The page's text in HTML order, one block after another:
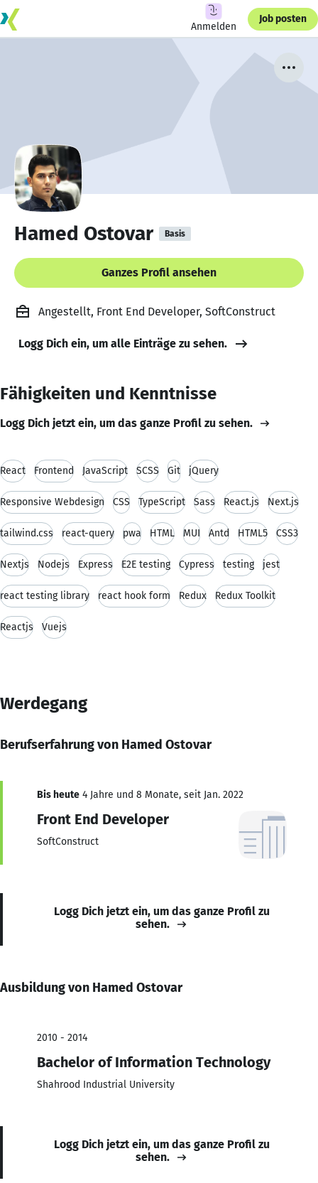
Anmelden
Job posten
Hamed Ostovar Basis
Ganzes Profil ansehen
Angestellt, Front End Developer, SoftConstruct
Logg Dich ein, um alle Einträge zu sehen.
Fähigkeiten und Kenntnisse
Logg Dich jetzt ein, um das ganze Profil zu sehen.
React Frontend JavaScript SCSS Git jQuery
Responsive Webdesign CSS TypeScript Sass React.js Next.js
tailwind.css react-query pwa HTML MUI Antd HTML5 CSS3
Nextjs Nodejs Express E2E testing Cypress testing jest
react testing library react hook form Redux Redux Toolkit
Reactjs Vuejs
Werdegang
Berufserfahrung von Hamed Ostovar
Bis heute 4 Jahre und 8 Monate, seit Jan. 2022
Front End Developer
SoftConstruct
Logg Dich jetzt ein, um das ganze Profil zu
sehen.
Ausbildung von Hamed Ostovar
2010 - 2014
Bachelor of Information Technology
Shahrood Industrial University
Logg Dich jetzt ein, um das ganze Profil zu
sehen.